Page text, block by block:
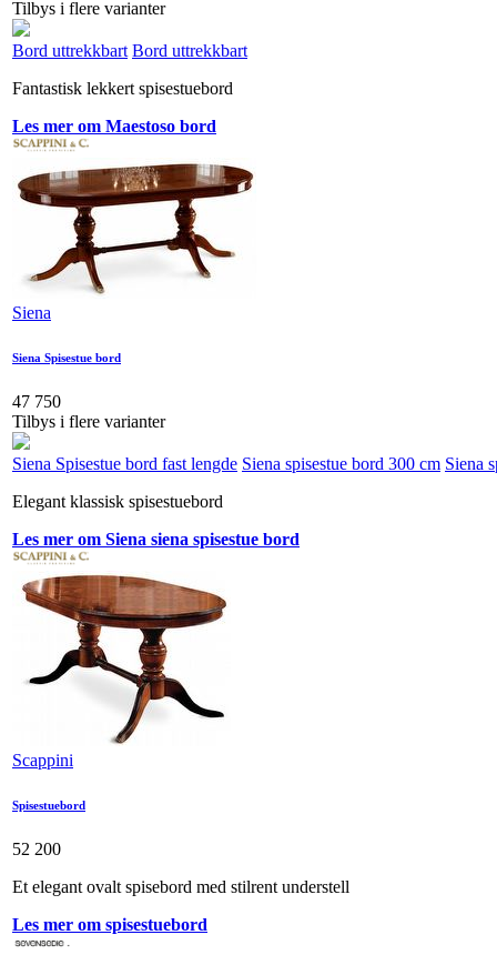
Tilbys i flere varianter
Bord uttrekkbart Bord uttrekkbart
Fantastisk lekkert spisestuebord
Les mer om Maestoso bord
Siena
Siena Spisestue bord
47 750
Tilbys i flere varianter
Siena Spisestue bord fast lengde Siena spisestue bord 300 cm Siena
Elegant klassisk spisestuebord
Les mer om Siena siena spisestue bord
Scappini
Spisestuebord
52 200
Et elegant ovalt spisebord med stilrent understell
Les mer om spisestuebord